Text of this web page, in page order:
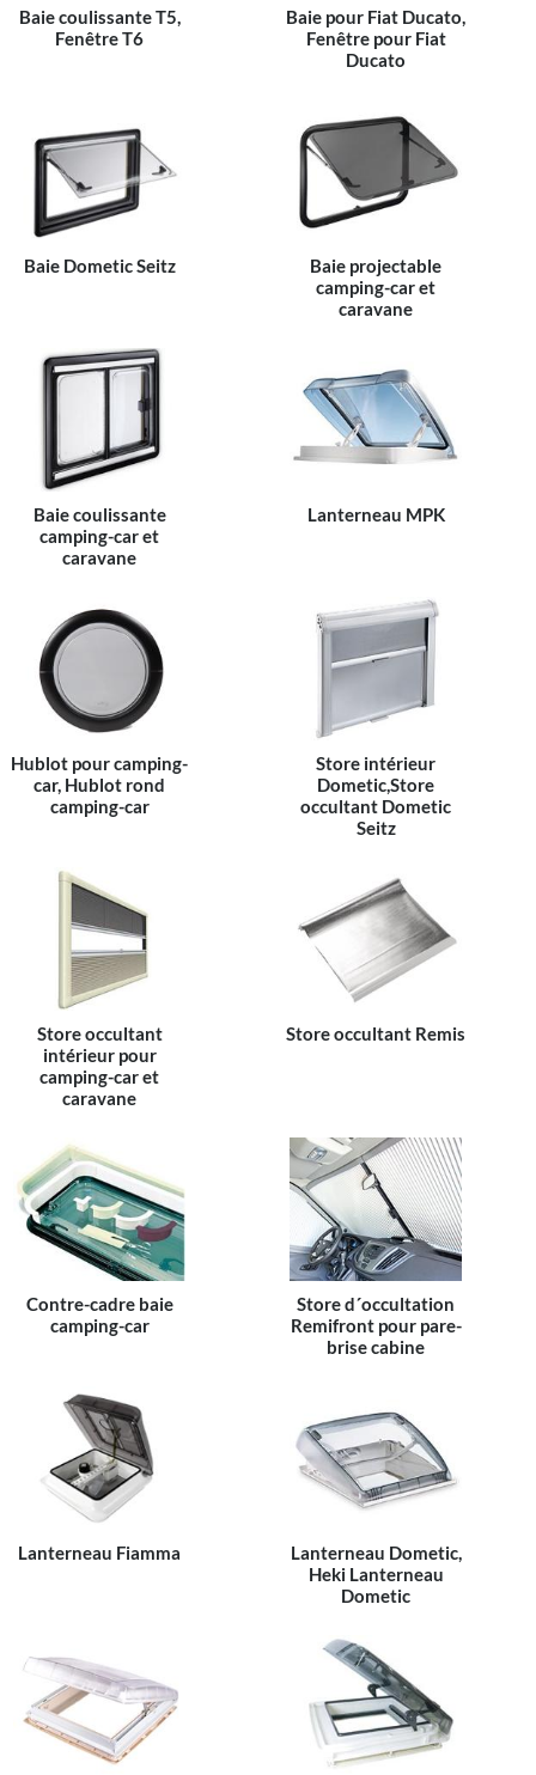
Baie coulissante T5,
Fenêtre T6
Baie pour Fiat Ducato,
Fenêtre pour Fiat
Ducato
Baie Dometic Seitz
Baie projectable
camping-car et
caravane
Baie coulissante
camping-car et
caravane
Lanterneau MPK
Hublot pour camping-
car, Hublot rond
camping-car
Store intérieur
Dometic,Store
occultant Dometic
Seitz
Store occultant
intérieur pour
camping-car et
caravane
Store occultant Remis
Contre-cadre baie
camping-car
Store d´occultation
Remifront pour pare-
brise cabine
Lanterneau Fiamma
Lanterneau Dometic,
Heki Lanterneau
Dometic